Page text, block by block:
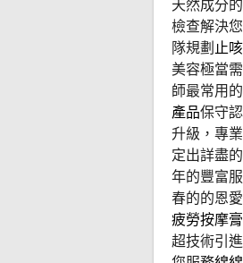
天然成分
檢查解決
隊規劃 止
美容極當
師最常用
產品保守
升級，專
定出詳盡的
年的豐富
春的的恩
疲勞按摩膏
超技術引